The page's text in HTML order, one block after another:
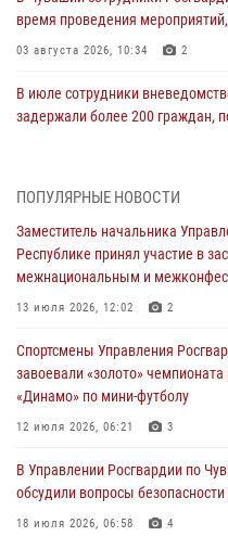
время проведения
03 августа 2026, 10:34 2
В июле сотрудники
задержали более 200 граждан,
мировой войне 1914-1918 годов
01 августа 2026, 07:19
В Ядрине сотрудники
01 августа 2026, 06:12
1 августа – День дежурной
Российской Федерации
Директор Росгвардии Герой
поздравил специалистов
ПОПУЛЯРНЫЕ НОВОСТИ
Заместитель начальника
Республике принял участие в
межнациональным и
13 июля 2026, 12:02 2
Спортсмены Управления
завоевали «золото»
«Динамо» по мини-футболу
12 июля 2026, 06:21 3
В Управлении Росгвардии по
обсудили вопросы
18 июля 2026, 06:58 4